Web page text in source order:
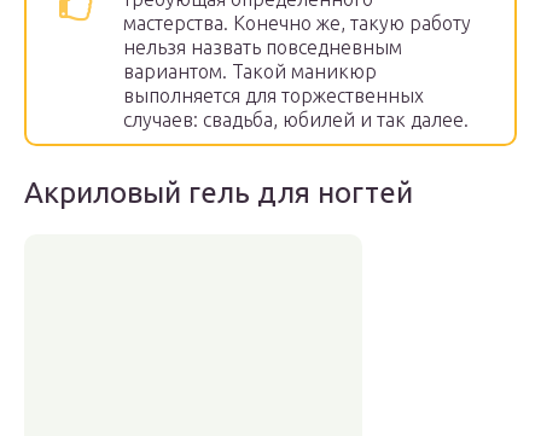
мастерства. Конечно же, такую работу
нельзя назвать повседневным
вариантом. Такой маникюр
выполняется для торжественных
случаев: свадьба, юбилей и так далее.
Акриловый гель для ногтей